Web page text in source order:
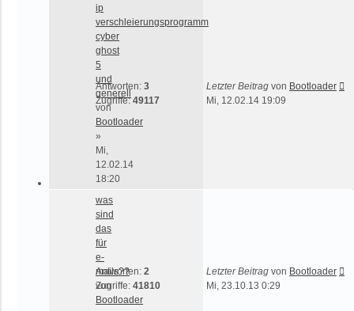
ip
verschleierungsprogramm
cyber
ghost
5
und
generell
von
Bootloader
»
Mi,
12.02.14
18:20
Antworten: 3
Zugriffe:49117
Letzter Beitrag von Bootloader
Mi, 12.02.14 19:09
was
sind
das
für
e-
mails??
von
Bootloader
Antworten: 2
Zugriffe: 41810
Letzter Beitrag von Bootloader
Mi, 23.10.13 0:29